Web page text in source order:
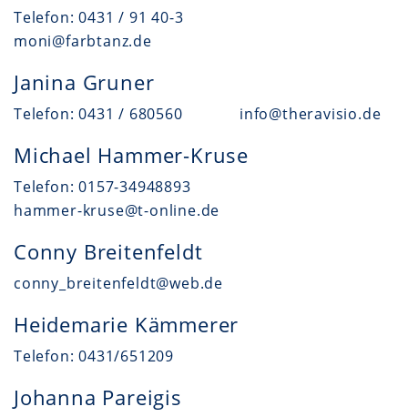
Telefon: 0431 / 91 40-3
moni@farbtanz.de
Janina Gruner
Telefon: 0431 / 680560 info@theravisio.de
Michael Hammer-Kruse
Telefon: 0157-34948893
hammer-kruse@t-online.de
Conny Breitenfeldt
conny_breitenfeldt@web.de
Heidemarie Kämmerer
Telefon: 0431/651209
Johanna Pareigis